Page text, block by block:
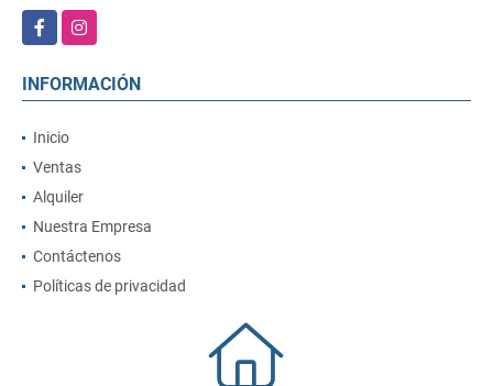
FacebookInstagram
INFORMACIÓN
Inicio
Ventas
Alquiler
Nuestra Empresa
Contáctenos
Políticas de privacidad